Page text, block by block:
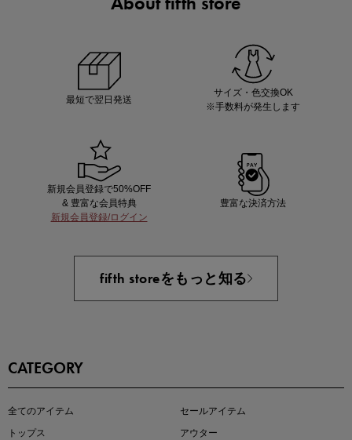
即戦力アイテム続々対象
最短で翌日発送
サイズ・色交換OK
※手数料が発生します
新規会員登録で50%OFF
& 豊富な会員特典
新規会員登録/ログイン
豊富な決済方法
fifth storeをもっと知る
CATEGORY
全てのアイテム
セールアイテム
トップス
アウター